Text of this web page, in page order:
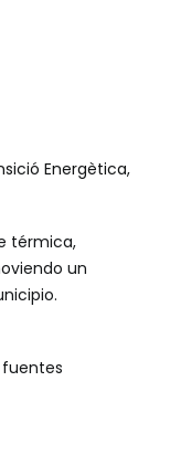
Energètica,
térmica,
un